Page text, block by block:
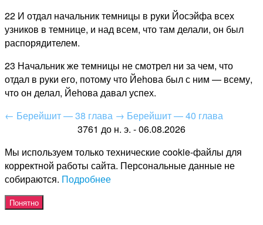
22 И отдал начальник темницы в руки Йосэйфа всех
узников в темнице, и над всем, что там делали, он был
распорядителем.
23 Начальник же темницы не смотрел ни за чем, что
отдал в руки его, потому что Йеhова был с ним — всему,
что он делал, Йеhова давал успех.
← Берейшит — 38 глава → Берейшит — 40 глава
3761 до н. э. - 06.08.2026
Мы используем только технические cookie-файлы для
корректной работы сайта. Персональные данные не
собираются. Подробнее
Понятно